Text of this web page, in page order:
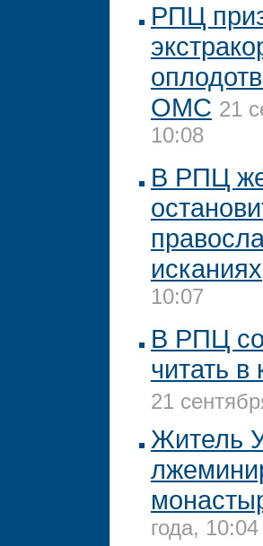
РПЦ
ОМС 21
10:08
В РПЦ
исканиях
10:07
В РПЦ
читать в
21
Житель
года, 10:04